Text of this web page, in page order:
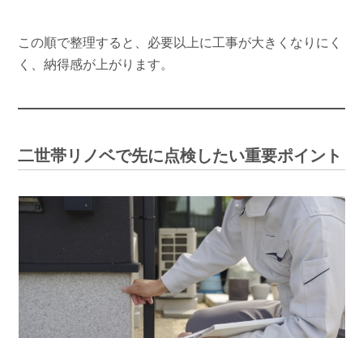
この順で整理すると、必要以上に工事が大きくなりにく
く、納得感が上がります。
二世帯リノベで先に点検したい重要ポイント